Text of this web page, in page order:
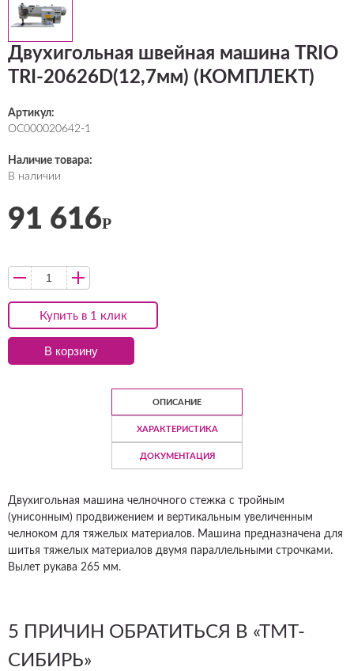
Двухигольная швейная машина TRIO
TRI-20626D(12,7мм) (КОМПЛЕКТ)
Артикул:
ОС000020642-1
Наличие товара:
В наличии
Купить в 1 клик
91 616Р
В корзину
ОПИСАНИЕ
ХАРАКТЕРИСТИКА
ДОКУМЕНТАЦИЯ
Двухигольная машина челночного стежка с тройным
(унисонным) продвижением и вертикальным увеличенным
челноком для тяжелых материалов. Машина предназначена для
шитья тяжелых материалов двумя параллельными строчками.
Вылет рукава 265 мм.
5 ПРИЧИН ОБРАТИТЬСЯ В «ТМТ-
СИБИРЬ»